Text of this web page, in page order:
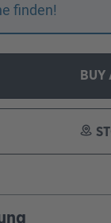
finden!
BUY